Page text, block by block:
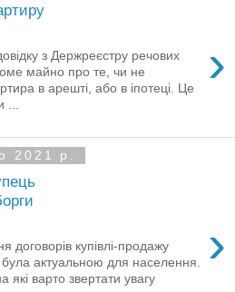
›
з Держреєстру речових
майно про те, чи не
в арешті, або в іпотеці. Це
2021 р.
›
договорів купівлі-продажу
актуальною для населення.
варто звертати увагу